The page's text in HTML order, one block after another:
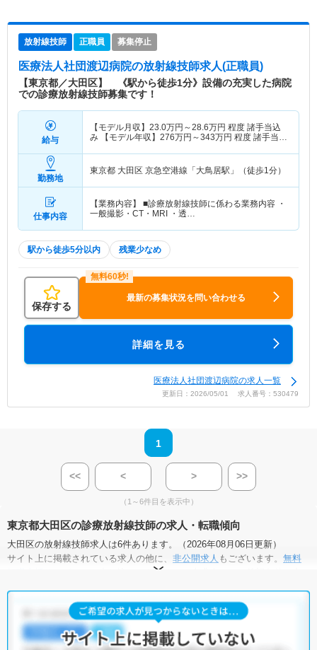
放射線技師 正職員 募集停止
医療法人社団渡辺病院の放射線技師求人(正職員)
【東京都／大田区】 《駅から徒歩1分》設備の充実した病院
での診療放射線技師募集です！
給与
【モデル月収】 23.0万円～28.6万円 程度 諸手当込
み 【モデル年収】 276万円～343万円 程度 諸手当込
勤務地
東京都 大田区 京急空港線「大鳥居駅」（徒歩1分）
仕事内容
【業務内容】 ■診療放射線技師に係わる業務内容 ・
一般撮影・CT・MRI ・透…
駅から徒歩5分以内 残業少なめ
保存する
最新の募集状況を問い合わせる
詳細を見る
医療法人社団渡辺病院の求人一覧
更新日：2026/05/01 求人番号：530479
1
<< < > >>
（1～6件目を表示中）
東京都大田区の診療放射線技師の求人・転職傾向
大田区の放射線技師求人は6件あります。（2026年08月06日更新）
サイト上に掲載されている求人の他に、 非公開求人 もございます。 無料
にお申し込みいただくと、全求人からご希望条件に合
大田区の放射線技師求人では以下のような条件が人気です。
積極採用中・残業少なめ ・ 住宅手当・補助あり ・
・病院・クリニック・訪問リハビリ(在宅医療)・その他